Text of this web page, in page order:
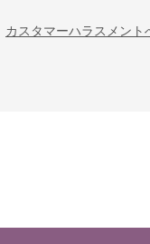
カスタマーハラスメン